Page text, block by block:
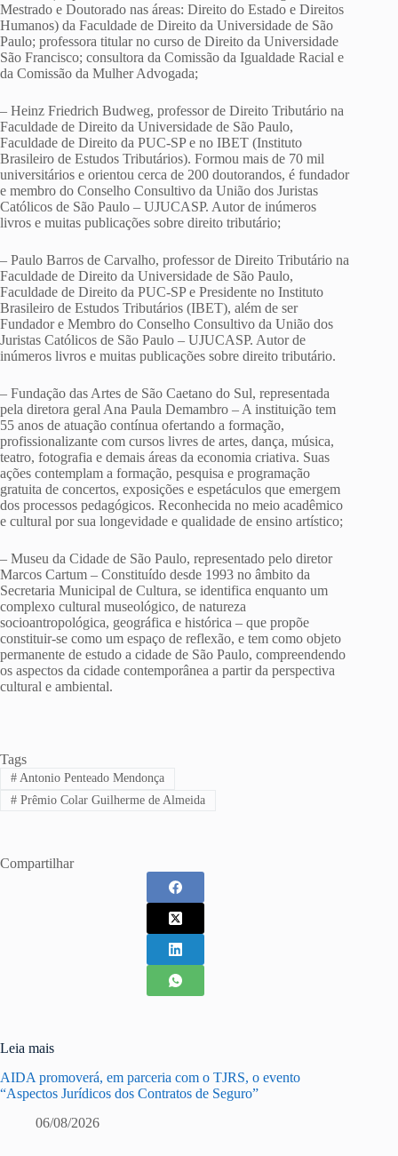
Mestrado e Doutorado nas áreas: Direito do Estado e Direitos
Humanos) da Faculdade de Direito da Universidade de São
Paulo; professora titular no curso de Direito da Universidade
São Francisco; consultora da Comissão da Igualdade Racial e
da Comissão da Mulher Advogada;
– Heinz Friedrich Budweg, professor de Direito Tributário na
Faculdade de Direito da Universidade de São Paulo,
Faculdade de Direito da PUC-SP e no IBET (Instituto
Brasileiro de Estudos Tributários). Formou mais de 70 mil
universitários e orientou cerca de 200 doutorandos, é fundador
e membro do Conselho Consultivo da União dos Juristas
Católicos de São Paulo – UJUCASP. Autor de inúmeros
livros e muitas publicações sobre direito tributário;
– Paulo Barros de Carvalho, professor de Direito Tributário na
Faculdade de Direito da Universidade de São Paulo,
Faculdade de Direito da PUC-SP e Presidente no Instituto
Brasileiro de Estudos Tributários (IBET), além de ser
Fundador e Membro do Conselho Consultivo da União dos
Juristas Católicos de São Paulo – UJUCASP. Autor de
inúmeros livros e muitas publicações sobre direito tributário.
– Fundação das Artes de São Caetano do Sul, representada
pela diretora geral Ana Paula Demambro – A instituição tem
55 anos de atuação contínua ofertando a formação,
profissionalizante com cursos livres de artes, dança, música,
teatro, fotografia e demais áreas da economia criativa. Suas
ações contemplam a formação, pesquisa e programação
gratuita de concertos, exposições e espetáculos que emergem
dos processos pedagógicos. Reconhecida no meio acadêmico
e cultural por sua longevidade e qualidade de ensino artístico;
– Museu da Cidade de São Paulo, representado pelo diretor
Marcos Cartum – Constituído desde 1993 no âmbito da
Secretaria Municipal de Cultura, se identifica enquanto um
complexo cultural museológico, de natureza
socioantropológica, geográfica e histórica – que propõe
constituir-se como um espaço de reflexão, e tem como objeto
permanente de estudo a cidade de São Paulo, compreendendo
os aspectos da cidade contemporânea a partir da perspectiva
cultural e ambiental.
Tags
#Antonio Penteado Mendonça
#Prêmio Colar Guilherme de Almeida
Compartilhar
Leia mais
AIDA promoverá, em parceria com o TJRS, o evento
“Aspectos Jurídicos dos Contratos de Seguro”
06/08/2026